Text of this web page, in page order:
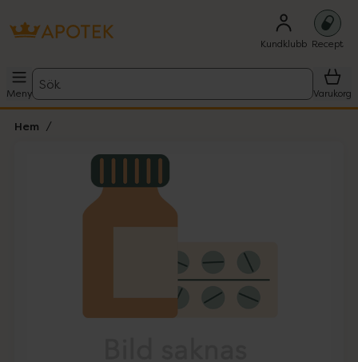
Kundklubb Recept
Meny
Sök
Varukorg
Hem
Lista: . Innehåller 1 objekt.